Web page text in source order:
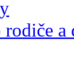
rodiče